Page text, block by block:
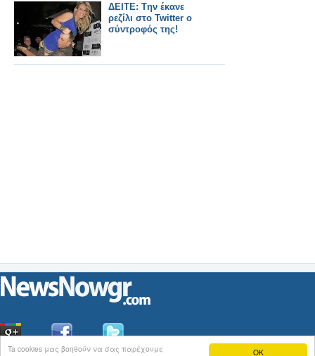
OK
Ta cookies μας βοηθούν να σας παρέχουμε
ΔΕΙΤΕ: Tην έκανε
ρεζίλι στο Twitter ο
σύντροφός της!